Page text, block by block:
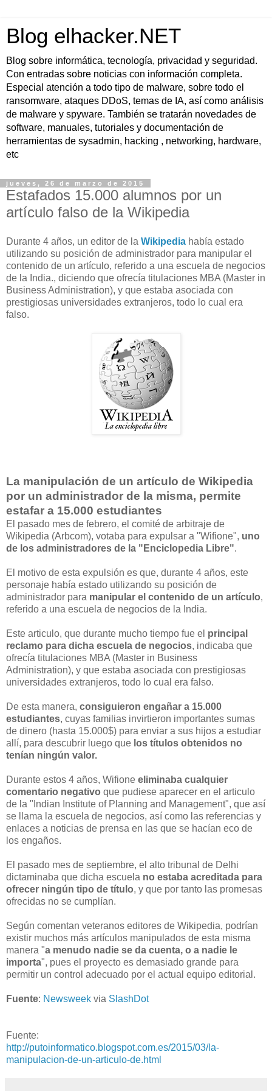
Blog elhacker.NET
Blog sobre informática, tecnología, privacidad y seguridad.
Con entradas sobre noticias con información completa.
Especial atención a todo tipo de malware, sobre todo el
ransomware, ataques DDoS, temas de IA, así como análisis
de malware y spyware. También se tratarán novedades de
software, manuales, tutoriales y documentación de
herramientas de sysadmin, hacking , networking, hardware,
etc
jueves, 26 de marzo de 2015
Estafados 15.000 alumnos por un
artículo falso de la Wikipedia
Durante 4 años, un editor de la Wikipedia había estado
utilizando su posición de administrador para manipular el
contenido de un artículo, referido a una escuela de negocios
de la India., diciendo que ofrecía titulaciones MBA (Master in
Business Administration), y que estaba asociada con
prestigiosas universidades extranjeros, todo lo cual era
falso.
La manipulación de un artículo de Wikipedia
por un administrador de la misma, permite
estafar a 15.000 estudiantes
El pasado mes de febrero, el comité de arbitraje de
Wikipedia (Arbcom), votaba para expulsar a "Wifione", uno
de los administradores de la "Enciclopedia Libre".
El motivo de esta expulsión es que, durante 4 años, este
personaje había estado utilizando su posición de
administrador para manipular el contenido de un artículo,
referido a una escuela de negocios de la India.
Este articulo, que durante mucho tiempo fue el principal
reclamo para dicha escuela de negocios, indicaba que
ofrecía titulaciones MBA (Master in Business
Administration), y que estaba asociada con prestigiosas
universidades extranjeros, todo lo cual era falso.
De esta manera, consiguieron engañar a 15.000
estudiantes, cuyas familias invirtieron importantes sumas
de dinero (hasta 15.000$) para enviar a sus hijos a estudiar
allí, para descubrir luego que los títulos obtenidos no
tenían ningún valor.
Durante estos 4 años, Wifione eliminaba cualquier
comentario negativo que pudiese aparecer en el articulo
de la "Indian Institute of Planning and Management", que así
se llama la escuela de negocios, así como las referencias y
enlaces a noticias de prensa en las que se hacían eco de
los engaños.
El pasado mes de septiembre, el alto tribunal de Delhi
dictaminaba que dicha escuela no estaba acreditada para
ofrecer ningún tipo de título, y que por tanto las promesas
ofrecidas no se cumplían.
Según comentan veteranos editores de Wikipedia, podrían
existir muchos más artículos manipulados de esta misma
manera "a menudo nadie se da cuenta, o a nadie le
importa", pues el proyecto es demasiado grande para
permitir un control adecuado por el actual equipo editorial.
Fuente: Newsweek via SlashDot
Fuente:
http://putoinformatico.blogspot.com.es/2015/03/la-
manipulacion-de-un-articulo-de.html